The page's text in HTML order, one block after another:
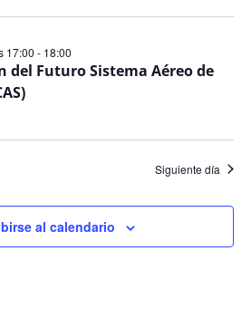
del Futuro Sistema Aéreo de
17:00 - 18:00
Siguiente día
al calendario